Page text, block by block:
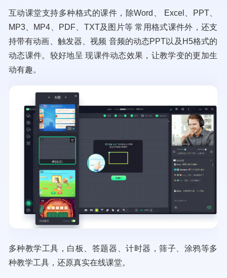
互动课堂支持多种格式的课件，除Word、 Excel、PPT、
MP3、MP4、PDF、TXT及图片等 常用格式课件外，还支
持带有动画、触发器、视频 音频的动态PPT以及H5格式的
动态课件。较好地呈 现课件动态效果，让教学变的更加生
动有趣。
多种教学工具，白板、答题器、计时器，筛子、涂鸦等多
种教学工具，还原真实在线课堂。